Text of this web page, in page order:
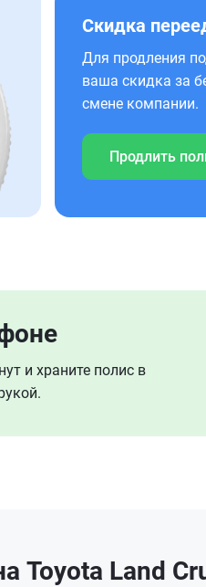
Скидка
Для продления
ваша скидка за
смене компании.
Продлить
и храните полис в
Land